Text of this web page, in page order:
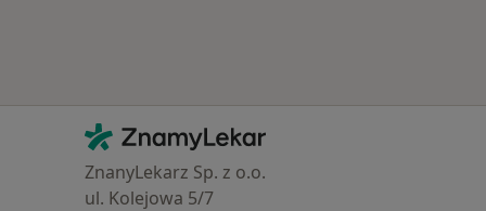
Kontakt
ZnamyLekar - Hlavní stránka
ZnanyLekarz Sp. z o.o.
ul. Kolejowa 5/7